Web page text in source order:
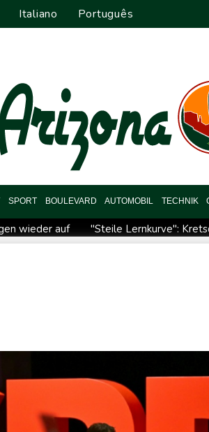
Italiano Português
SPORT BOULEVARD AUTOMOBIL TECHNIK
wieder auf "Steile Lernkurve":
Nationaler